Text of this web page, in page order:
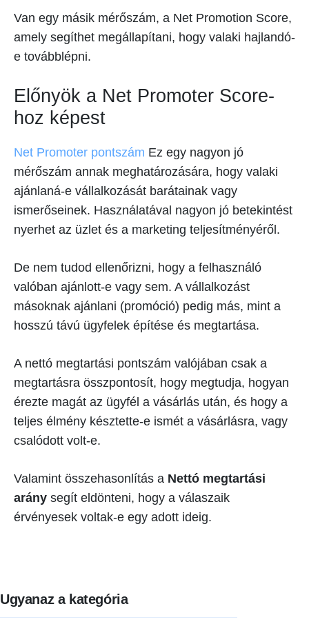
Van egy másik mérőszám, a Net Promotion Score,
amely segíthet megállapítani, hogy valaki hajlandó-
e továbblépni.
Előnyök a Net Promoter Score-
hoz képest
Net Promoter pontszám Ez egy nagyon jó
mérőszám annak meghatározására, hogy valaki
ajánlaná-e vállalkozását barátainak vagy
ismerőseinek. Használatával nagyon jó betekintést
nyerhet az üzlet és a marketing teljesítményéről.
De nem tudod ellenőrizni, hogy a felhasználó
valóban ajánlott-e vagy sem. A vállalkozást
másoknak ajánlani (promóció) pedig más, mint a
hosszú távú ügyfelek építése és megtartása.
A nettó megtartási pontszám valójában csak a
megtartásra összpontosít, hogy megtudja, hogyan
érezte magát az ügyfél a vásárlás után, és hogy a
teljes élmény késztette-e ismét a vásárlásra, vagy
csalódott volt-e.
Valamint összehasonlítás a Nettó megtartási
arány segít eldönteni, hogy a válaszaik
érvényesek voltak-e egy adott ideig.
Ugyanaz a kategória